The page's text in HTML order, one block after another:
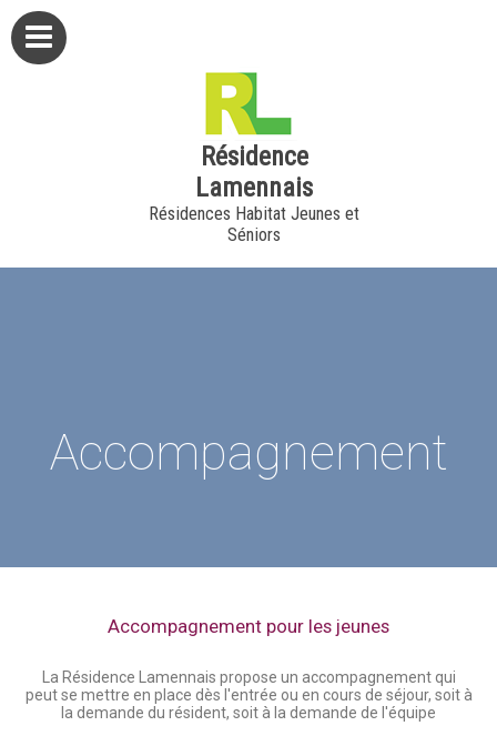
Résidence
Lamennais
Résidences Habitat Jeunes et
Séniors
Accompagnement
Accompagnement pour les jeunes
La Résidence Lamennais propose un accompagnement qui
peut se mettre en place dès l'entrée ou en cours de séjour, soit à
la demande du résident, soit à la demande de l'équipe